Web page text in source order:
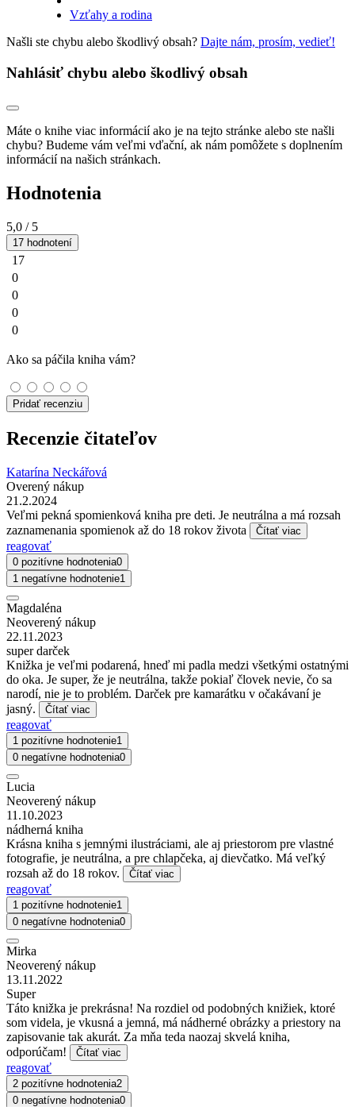
Vzťahy a rodina
Našli ste chybu alebo škodlivý obsah? Dajte nám, prosím, vedieť!
Nahlásiť chybu alebo škodlivý obsah
Máte o knihe viac informácií ako je na tejto stránke alebo ste našli
chybu? Budeme vám veľmi vďační, ak nám pomôžete s doplnením
informácií na našich stránkach.
Hodnotenia
5,0 / 5
17 hodnotení
17
0
0
0
0
Ako sa páčila kniha vám?
Pridať recenziu
Recenzie čitateľov
Katarína Neckářová
Overený nákup
21.2.2024
Veľmi pekná spomienková kniha pre deti. Je neutrálna a má rozsah
zaznamenania spomienok až do 18 rokov života
Čítať viac
reagovať
0 pozitívne hodnotenia0
1 negatívne hodnotenie1
Magdaléna
Neoverený nákup
22.11.2023
super darček
Knižka je veľmi podarená, hneď mi padla medzi všetkými ostatnými
do oka. Je super, že je neutrálna, takže pokiaľ človek nevie, čo sa
narodí, nie je to problém. Darček pre kamarátku v očakávaní je
jasný.
Čítať viac
reagovať
1 pozitívne hodnotenie1
0 negatívne hodnotenia0
Lucia
Neoverený nákup
11.10.2023
nádherná kniha
Krásna kniha s jemnými ilustráciami, ale aj priestorom pre vlastné
fotografie, je neutrálna, a pre chlapčeka, aj dievčatko. Má veľký
rozsah až do 18 rokov.
Čítať viac
reagovať
1 pozitívne hodnotenie1
0 negatívne hodnotenia0
Mirka
Neoverený nákup
13.11.2022
Super
Táto knižka je prekrásna! Na rozdiel od podobných knižiek, ktoré
som videla, je vkusná a jemná, má nádherné obrázky a priestory na
zapisovanie tak akurát. Za mňa teda naozaj skvelá kniha,
odporúčam!
Čítať viac
reagovať
2 pozitívne hodnotenia2
0 negatívne hodnotenia0